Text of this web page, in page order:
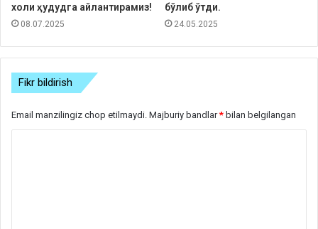
холи ҳудудга айлантирамиз!
08.07.2025
бўлиб ўтди.
24.05.2025
Fikr bildirish
Email manzilingiz chop etilmaydi. Majburiy bandlar* bilan belgilangan